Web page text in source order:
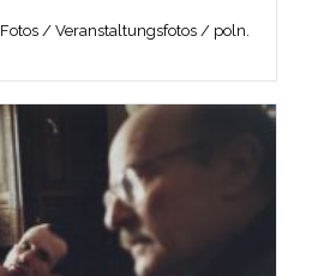
/ Veranstaltungsfotos / poln.